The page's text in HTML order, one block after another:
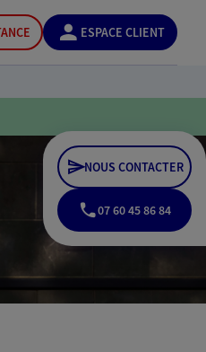
ESPACE CLIENT
NOUS CONTACTER
07 60 45 86 84